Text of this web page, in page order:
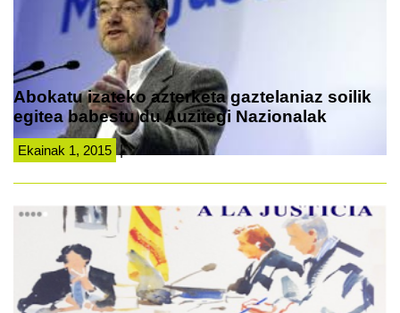
Abokatu izateko azterketa gaztelaniaz soilik
egitea babestu du Auzitegi Nazionalak
Ekainak 1, 2015 |